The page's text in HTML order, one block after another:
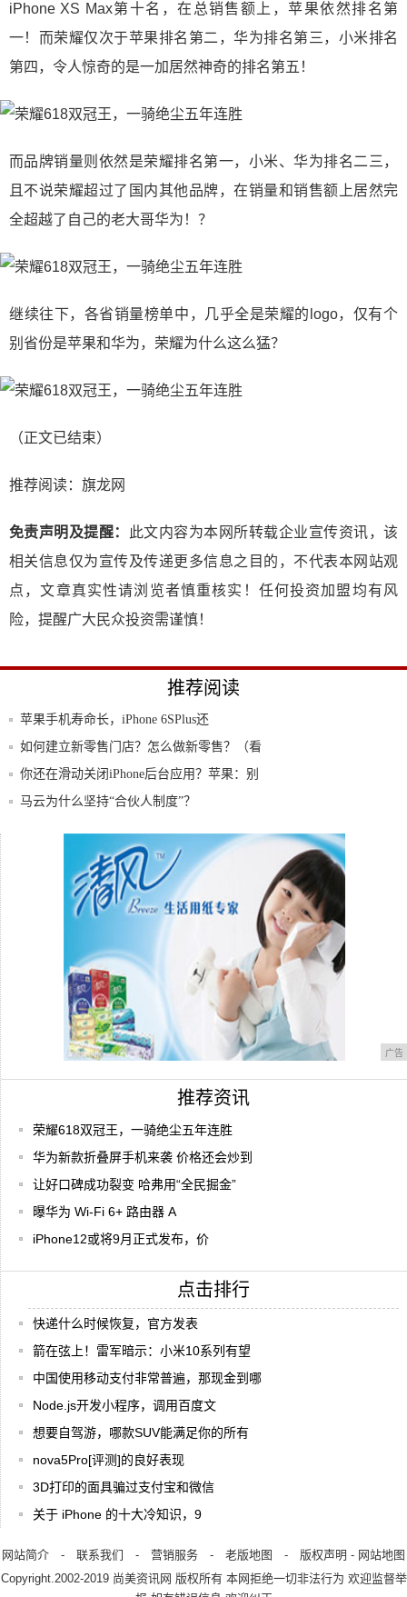
iPhone XS Max第十名，在总销售额上，苹果依然排名第
一！而荣耀仅次于苹果排名第二，华为排名第三，小米排名
第四，令人惊奇的是一加居然神奇的排名第五！
而品牌销量则依然是荣耀排名第一，小米、华为排名二三，
且不说荣耀超过了国内其他品牌，在销量和销售额上居然完
全超越了自己的老大哥华为！？
继续往下，各省销量榜单中，几乎全是荣耀的logo，仅有个
别省份是苹果和华为，荣耀为什么这么猛？
（正文已结束）
推荐阅读： 旗龙网
免责声明及提醒：
此文内容为本网所转载企业宣传资讯，该
相关信息仅为宣传及传递更多信息之目的，不代表本网站观
点，文章真实性请浏览者慎重核实！任何投资加盟均有风
险，提醒广大民众投资需谨慎！
推荐阅读
苹果手机寿命长，iPhone 6SPlus还
如何建立新零售门店？怎么做新零售？（看
完秒懂
你还在滑动关闭iPhone后台应用？苹果：别
马云为什么坚持“合伙人制度”？
现在买华为手机的，据说都是这四类人，你
广告
推荐资讯
荣耀618双冠王，一骑绝尘五年连胜
华为新款折叠屏手机来袭 价格还会炒到
让好口碑成功裂变 哈弗用“全民掘金”
曝华为 Wi-Fi 6+ 路由器 A
iPhone12或将9月正式发布，价
点击排行
快递什么时候恢复，官方发表
箭在弦上！雷军暗示：小米10系列有望
中国使用移动支付非常普遍，那现金到哪
Node.js开发小程序，调用百度文
想要自驾游，哪款SUV能满足你的所有
nova5Pro[评测]的良好表现
3D打印的面具骗过支付宝和微信
关于 iPhone 的十大冷知识，9
网站简介 - 联系我们 - 营销服务 - 老版地图 - 版权声明 - 网站地图
Copyright.2002-2019 尚美资讯网 版权所有 本网拒绝一切非法行为 欢迎监督举